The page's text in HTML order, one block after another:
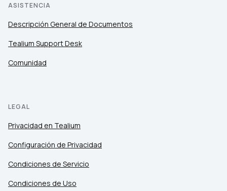
ASISTENCIA
Descripción General de Documentos
Tealium Support Desk
Comunidad
LEGAL
Privacidad en Tealium
Configuración de Privacidad
Condiciones de Servicio
Condiciones de Uso